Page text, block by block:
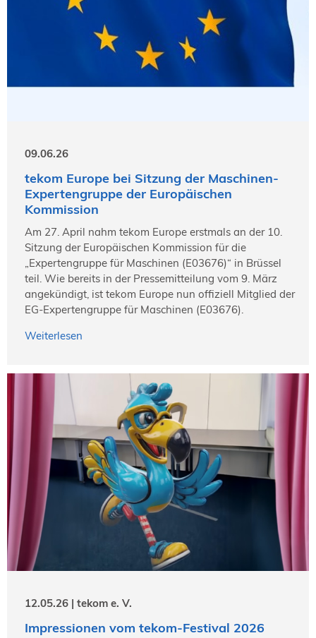
09.06.26
tekom Europe bei Sitzung der Maschinen-
Expertengruppe der Europäischen
Kommission
Am 27. April nahm tekom Europe erstmals an der 10.
Sitzung der Europäischen Kommission für die
„Expertengruppe für Maschinen (E03676)“ in Brüssel
teil. Wie bereits in der Pressemitteilung vom 9. März
angekündigt, ist tekom Europe nun offiziell Mitglied der
EG-Expertengruppe für Maschinen (E03676).
Weiterlesen
12.05.26 | tekom e. V.
Impressionen vom tekom-Festival 2026